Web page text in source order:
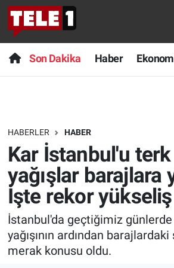
Son Dakika Haber
HABERLER HABER
Kar İstanbul'u
yağışlar barajlara
İşte rekor yükseliş
İstanbul'da geçtiğimiz
yağışının ardından
merak konusu oldu.
Anında Manşet
Başka Sohbetler
Bilim turu
Bilim ve Teknoloji Evreni
Doğa Konuşuyor
Ege Saati
Son Dakika
Haber
Dünya
Teknoloji
Sağlık
Yayın Akışı
Nöbetçi Eczaneler
Hava Durumu
Trafik Durumu
Süper Lig Puan Durumu ve
Tüm Manşetler
Son Dakika Haberleri
Haber Arşivi